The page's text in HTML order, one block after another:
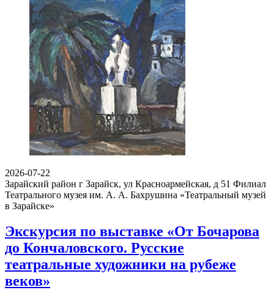
2026-07-22
Зарайский район г Зарайск, ул Красноармейская, д 51 Филиал
Театрального музея им. А. А. Бахрушина «Театральный музей
в Зарайске»
Экскурсия по выставке «От Бочарова
до Кончаловского. Русские
театральные художники на рубеже
веков»